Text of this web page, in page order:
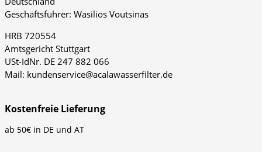
Geschäftsführer: Wasilios Voutsinas
HRB 720554
Amtsgericht Stuttgart
USt-IdNr. DE 247 882 066
Mail: kundenservice@acalawasserfilter.de
Kostenfreie Lieferung
ab 50€ in DE und AT